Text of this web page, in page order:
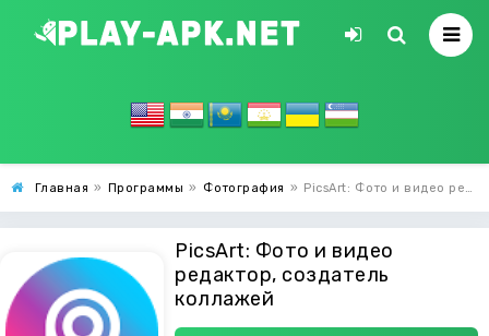
Главная » Программы » Фотография » PicsArt: Фото и видео редактор, создатель коллажей
PicsArt: Фото и видео
редактор, создатель
коллажей